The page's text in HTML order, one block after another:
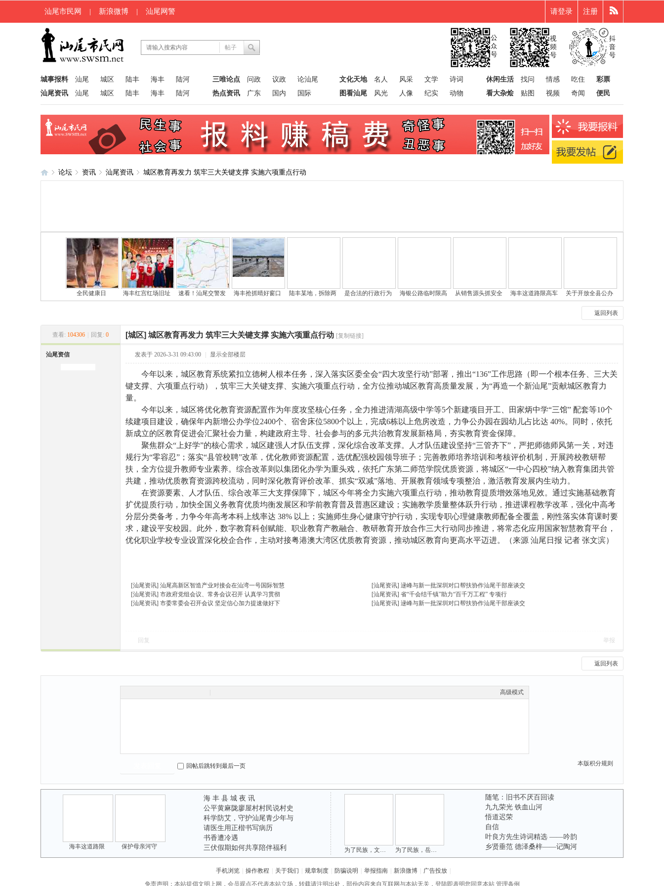
汕尾市民网 | 新浪微博 | 汕尾网警 请登录 注册
帖子
城事报料 汕尾 城区 陆丰 海丰
陆河
汕尾资讯
汕尾 城区 陆丰 海丰 陆河
三唯论点 问政 议政
论汕尾
热点资讯
广东 国内 国际
文化天地 名人 风采 文学
诗词
图看汕尾
风光 人像 纪实 动物
休闲生活 找问 情感 吃住
彩票
看大杂烩
贴图 视频 奇闻 便民
论坛 资讯 汕尾资讯 城区教育再发力 筑牢三大关键支撑 实施六项重点行动
全民健康日 海丰红宫红场旧址 速看！汕尾交警发 海丰抢抓晴好窗口 陆丰某地，拆除两 是合法的行政行为 海银公路临时限高 从销售源头抓安全 海丰这道路限高车 关于开放全县公办
返回列表
查看: 104306 回复: 0 [城区] 城区教育再发力 筑牢三大关键支撑 实施六项重点行动 [复制链接]
汕尾资信 发表于 2026-3-31 09:43:00 显示全部楼层
今年以来，城区教育系统紧扣立德树人根本任务，深入落实区委全会“四大攻坚行动”部署，推出“136”工作思路（即一个根本任务、三大关
键支撑、六项重点行动），筑牢三大关键支撑、实施六项重点行动，全方位推动城区教育高质量发展，为“再造一个新汕尾”贡献城区教育力
量。
今年以来，城区将优化教育资源配置作为年度攻坚核心任务，全力推进清湖高级中学等5个新建项目开工、田家炳中学“三馆” 配套等10个
续建项目建设，确保年内新增公办学位2400个、宿舍床位5800个以上，完成6栋以上危房改造，力争公办园在园幼儿占比达 40%。同时，依托
新成立的区教育促进会汇聚社会力量，构建政府主导、社会参与的多元共治教育发展新格局，夯实教育资金保障。
聚焦群众“上好学”的核心需求，城区建强人才队伍支撑，深化综合改革支撑。人才队伍建设坚持“三管齐下”，严把师德师风第一关，对违
规行为“零容忍”；落实“县管校聘”改革，优化教师资源配置，选优配强校园领导班子；完善教师培养培训和考核评价机制，开展跨校教研帮
扶，全方位提升教师专业素养。综合改革则以集团化办学为重头戏，依托广东第二师范学院优质资源，将城区“一中心四校”纳入教育集团共管
共建，推动优质教育资源跨校流动，同时深化教育评价改革、抓实“双减”落地、开展教育领域专项整治，激活教育发展内生动力。
在资源要素、人才队伍、综合改革三大支撑保障下，城区今年将全力实施六项重点行动，推动教育提质增效落地见效。通过实施基础教育
扩优提质行动，加快全国义务教育优质均衡发展区和学前教育普及普惠区建设；实施教学质量整体跃升行动，推进课程教学改革，强化中高考
分层分类备考，力争今年高考本科上线率达 38% 以上；实施师生身心健康守护行动，实现专职心理健康教师配备全覆盖，刚性落实体育课时要
求，建设平安校园。此外，数字教育科创赋能、职业教育产教融合、教研教育开放合作三大行动同步推进，将常态化应用国家智慧教育平台，
优化职业学校专业设置深化校企合作，主动对接粤港澳大湾区优质教育资源，推动城区教育向更高水平迈进。（来源 汕尾日报 记者 张文滨）
[汕尾资讯] 汕尾高新区智造产业对接会在汕湾一号国际智慧
[汕尾资讯] 市政府党组会议、常务会议召开 认真学习贯彻
[汕尾资讯] 市委常委会召开会议 坚定信心加力提速做好下
[汕尾资讯] 逯峰与新一批深圳对口帮扶协作汕尾干部座谈交
[汕尾资讯] 省“千会结千镇”助力“百千万工程” 专项行
[汕尾资讯] 逯峰与新一批深圳对口帮扶协作汕尾干部座谈交
回复 举报
返回列表
高级模式
本版积分规则
回帖后跳转到最后一页
海丰这道路限 保护母亲河守
海 丰 县 城 夜 讯
公平黄麻陇廖屋村村民说村史
科学防艾，守护汕尾青少年与
请医生用正楷书写病历
书香遭冷遇
三伏假期如何共享陪伴福利
为了民族，文天祥被俘于方饭亭 为了民族，岳飞冤死于风波亭
随笔：旧书不厌百回读
九九荣光 铁血山河
悟道迟荣
自信
叶良方先生诗词精选 ——吟韵
乡贤垂范 德泽桑梓——记陶河
手机浏览 操作教程 关于我们 规章制度 防骗说明 举报指南 新浪微博 广告投放
免责声明：本站提倡文明上网，会员观点不代表本站立场，转载请注明出处，部份内容来自互联网与本站无关，登陆即表明您同意本站 管理条例